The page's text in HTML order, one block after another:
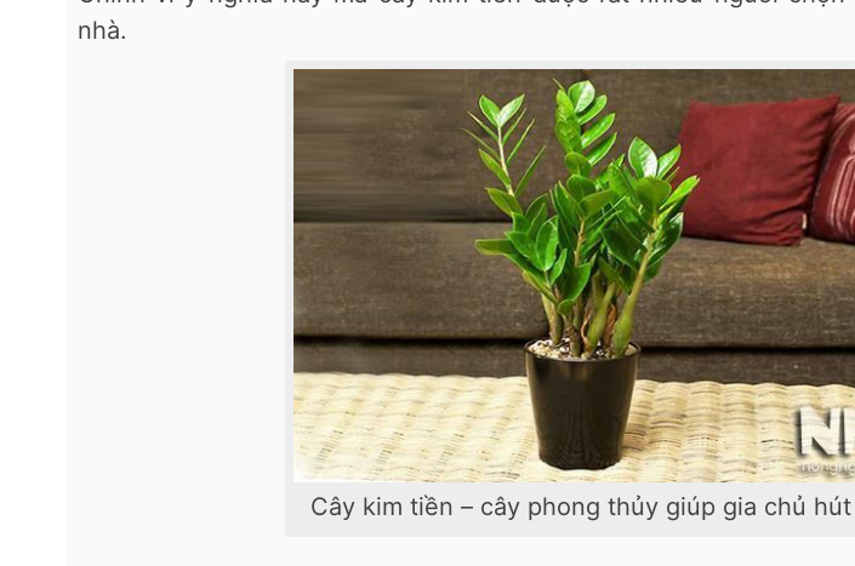
nhà.
Cây kim tiền – cây phong thủy giúp gia chủ